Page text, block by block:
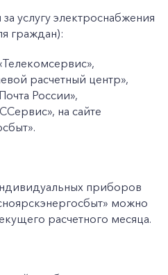
услугу электроснабжения
граждан):
расчетный центр»,
России»,
на сайте
приборов
можно
расчетного месяца.